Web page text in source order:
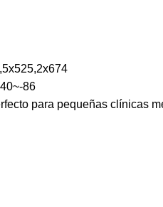
86
para pequeñas clínicas